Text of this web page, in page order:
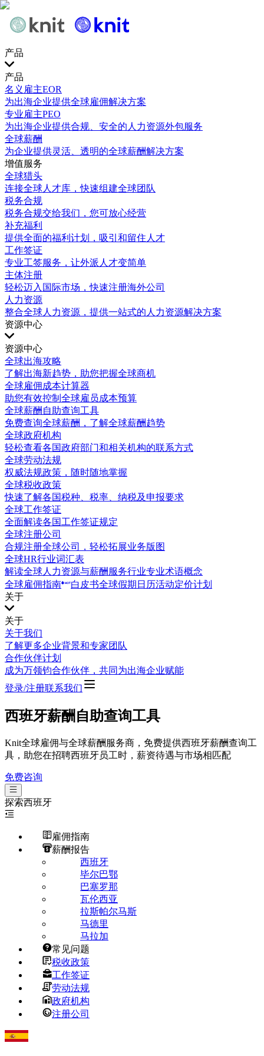
产品
产品
名义雇主EOR
为出海企业提供全球雇佣解决方案
专业雇主PEO
为出海企业提供合规、安全的人力资源外包服务
全球薪酬
为企业提供灵活、透明的全球薪酬解决方案
增值服务
全球猎头
连接全球人才库，快速组建全球团队
税务合规
税务合规交给我们，您可放心经营
补充福利
提供全面的福利计划，吸引和留住人才
工作签证
专业工签服务，让外派人才变简单
主体注册
轻松迈入国际市场，快速注册海外公司
人力资源
整合全球人力资源，提供一站式的人力资源解决方案
资源中心
资源中心
全球出海攻略
了解出海新趋势，助您把握全球商机
全球雇佣成本计算器
助您有效控制全球雇员成本预算
全球薪酬自助查询工具
免费查询全球薪酬，了解全球薪酬趋势
全球政府机构
轻松查看各国政府部门和相关机构的联系方式
全球劳动法规
权威法规政策，随时随地掌握
全球税收政策
快速了解各国税种、税率、纳税及申报要求
全球工作签证
全面解读各国工作签证规定
全球注册公司
合规注册全球公司，轻松拓展业务版图
全球HR行业词汇表
解读全球人力资源与薪酬服务行业专业术语概念
全球雇佣指南
白皮书全球假期日历活动定价计划
关于
关于
关于我们
了解更多企业背景和专家团队
合作伙伴计划
成为万领钧合作伙伴，共同为出海企业赋能
登录/注册联系我们
西班牙薪酬自助查询工具
Knit全球雇佣与全球薪酬服务商，免费提供西班牙薪酬查询工
具，助您在招聘西班牙员工时，薪资待遇与市场相匹配
免费咨询
探索西班牙
雇佣指南
薪酬报告
西班牙
毕尔巴鄂
巴塞罗那
瓦伦西亚
拉斯帕尔马斯
马德里
马拉加
常见问题
税收政策
工作签证
劳动法规
政府机构
注册公司